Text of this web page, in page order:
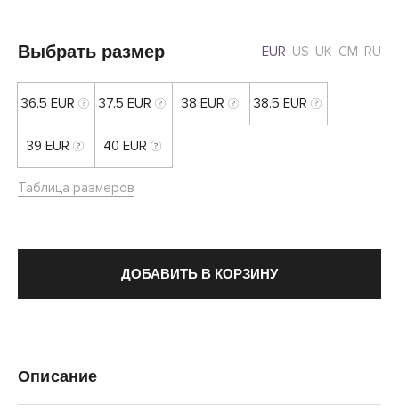
Выбрать размер EUR US UK CM RU
36.5 EUR 37.5 EUR 38 EUR 38.5 EUR
39 EUR 40 EUR
Таблица размеров
ДОБАВИТЬ В КОРЗИНУ
Описание